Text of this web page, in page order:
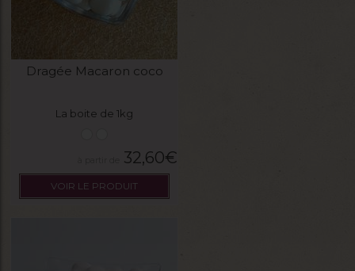
Dragée Macaron coco
La boite de 1kg
32,60€
VOIR LE PRODUIT